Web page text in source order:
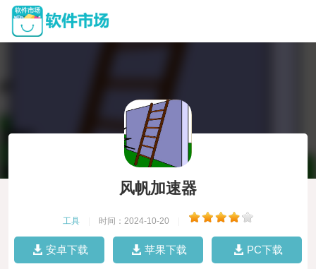
风帆加速器
工具 时间：2024-10-20
安卓下载 苹果下载 PC下载